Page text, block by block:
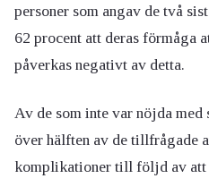
personer som angav de två
62 procent att deras förmåga
påverkas negativt av detta.
Av de som inte var nöjda med
över hälften av de tillfrågade
komplikationer till följd av att